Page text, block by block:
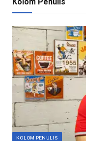
KOLOM PENULIS